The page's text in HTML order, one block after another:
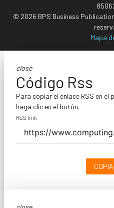
© 2026 BPS Business
Mapa
close
Código Rss
Para copiar el enlace RSS en el
haga clic en el botón.
RSS link